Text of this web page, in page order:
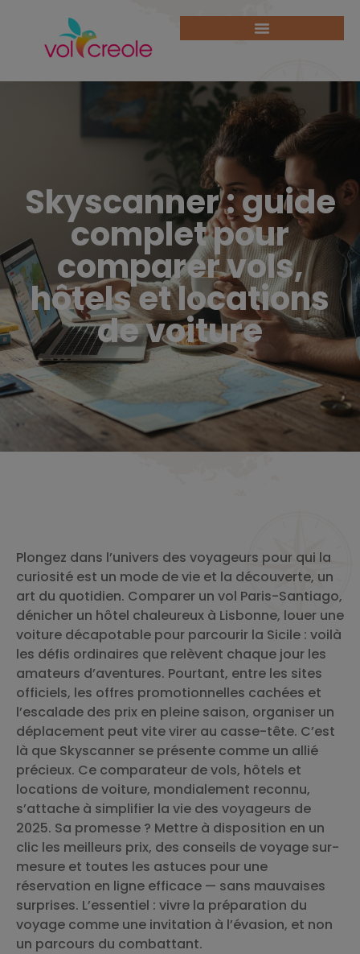
Skyscanner : guide
complet pour
comparer vols,
hôtels et locations
de voiture
Plongez dans l’univers des voyageurs pour qui la
curiosité est un mode de vie et la découverte, un
art du quotidien. Comparer un vol Paris-Santiago,
dénicher un hôtel chaleureux à Lisbonne, louer une
voiture décapotable pour parcourir la Sicile : voilà
les défis ordinaires que relèvent chaque jour les
amateurs d’aventures. Pourtant, entre les sites
officiels, les offres promotionnelles cachées et
l’escalade des prix en pleine saison, organiser un
déplacement peut vite virer au casse-tête. C’est
là que Skyscanner se présente comme un allié
précieux. Ce comparateur de vols, hôtels et
locations de voiture, mondialement reconnu,
s’attache à simplifier la vie des voyageurs de
2025. Sa promesse ? Mettre à disposition en un
clic les meilleurs prix, des conseils de voyage sur-
mesure et toutes les astuces pour une
réservation en ligne efficace — sans mauvaises
surprises. L’essentiel : vivre la préparation du
voyage comme une invitation à l’évasion, et non
un parcours du combattant.